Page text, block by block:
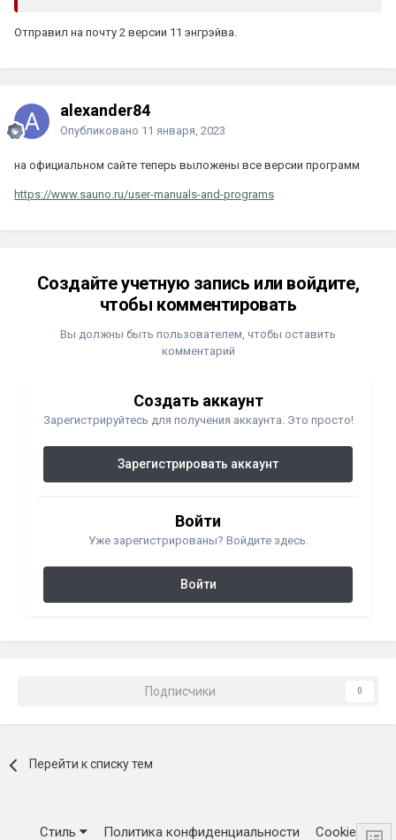
Отправил на почту 2 версии 11 энгрэйва.
alexander84
Опубликовано 11 января, 2023
на официальном сайте теперь выложены все версии программ
https://www.sauno.ru/user-manuals-and-programs
Создайте учетную запись или войдите,
чтобы комментировать
Вы должны быть пользователем, чтобы оставить
комментарий
Создать аккаунт
Зарегистрируйтесь для получения аккаунта. Это просто!
Зарегистрировать аккаунт
Войти
Уже зарегистрированы? Войдите здесь.
Войти
Подписчики 0
Перейти к списку тем
Стиль Политика конфиденциальности Cookie